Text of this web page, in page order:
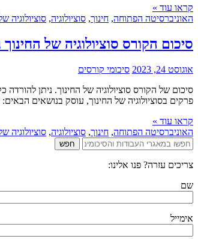
קראו עוד »
האוניברסיטה הפתוחה, חינוך, סוציולוגיה, סוציולוגיה
סיכום הקורס סוציולוגיה של החינוך
אוגוסט 24, 2023
סיכומי קורסים
פרקים בסוציולוגיה של החינוך, עוסק בנושאים הבאים:
קראו עוד »
האוניברסיטה הפתוחה, חינוך, סוציולוגיה, סוציולוגיה
צריכים עזרה? פנו אלינו:
שם
אימייל